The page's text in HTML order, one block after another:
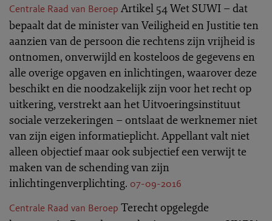
Centrale Raad van Beroep Artikel 54 Wet SUWI – dat
bepaalt dat de minister van Veiligheid en Justitie ten
aanzien van de persoon die rechtens zijn vrijheid is
ontnomen, onverwijld en kosteloos de gegevens en
alle overige opgaven en inlichtingen, waarover deze
beschikt en die noodzakelijk zijn voor het recht op
uitkering, verstrekt aan het Uitvoeringsinstituut
sociale verzekeringen – ontslaat de werknemer niet
van zijn eigen informatieplicht. Appellant valt niet
alleen objectief maar ook subjectief een verwijt te
maken van de schending van zijn
inlichtingenverplichting. 07-09-2016
Centrale Raad van Beroep Terecht opgelegde